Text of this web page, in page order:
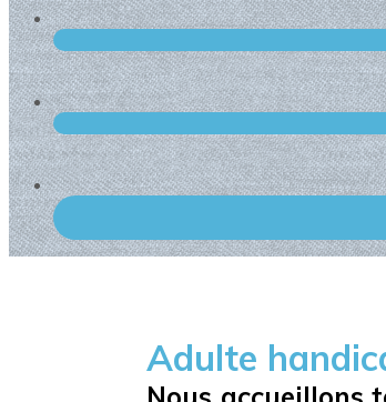
Adulte